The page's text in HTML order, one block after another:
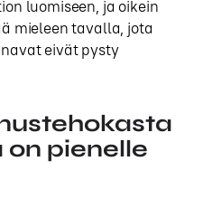
luomiseen, ja oikein
mieleen tavalla, jota
eivät pysty
pienelle